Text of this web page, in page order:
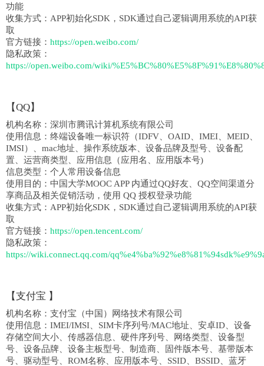
功能
收集方式： APP初始化SDK，SDK通过自己逻辑调用系统的API获
取
官方链接： https://open.weibo.com/
隐私政策：
https://open.weibo.com/wiki/
【QQ】
机构名称： 深圳市腾讯计算机系统有限公司
使用信息： 终端设备唯一标识符（IDFV、OAID、IMEI、MEID、
IMSI）、mac地址、操作系统版本、设备品牌及型号、设备配
置、运营商类型、应用信息（应用名、应用版本号)
信息类型： 个人常用设备信息
使用目的： 中国大学MOOC APP 内通过QQ好友、QQ空间渠道分
享商品及相关促销活动，使用 QQ 授权登录功能
收集方式： APP初始化SDK，SDK通过自己逻辑调用系统的API获
取
官方链接： https://open.tencent.com/
隐私政策：
https://wiki.connect.qq.com/
【支付宝 】
机构名称： 支付宝（中国）网络技术有限公司
使用信息： IMEI/IMSI、SIM卡序列号/MAC地址、安卓ID、设备
存储空间大小、传感器信息、硬件序列号、网络类型、设备型
号、设备品牌、设备主板型号、制造商、固件版本号、基带版本
号、驱动型号、ROM名称、应用版本号、SSID、BSSID、蓝牙